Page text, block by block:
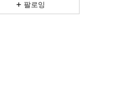
팔로잉